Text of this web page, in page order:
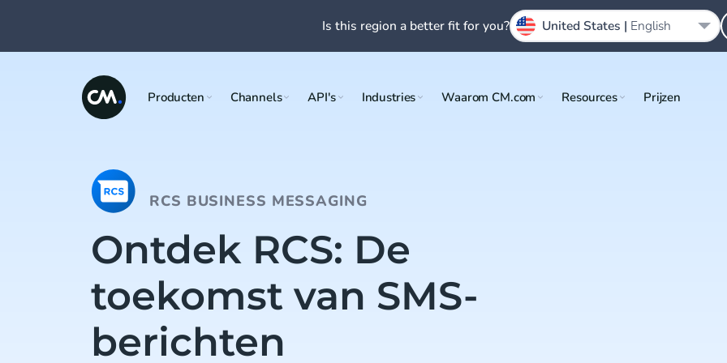
Producten Channels API's Industries Waarom CM.com Resources Prijzen
RCS BUSINESS MESSAGING
Ontdek RCS: De
toekomst van SMS-
berichten
Is this region a better fit for you? United States | English